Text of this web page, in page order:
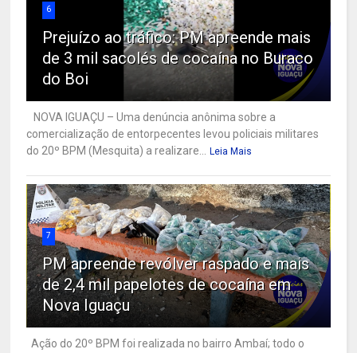
6
Prejuízo ao tráfico: PM apreende mais
de 3 mil sacolés de cocaína no Buraco
do Boi
NOVA IGUAÇU – Uma denúncia anônima sobre a
comercialização de entorpecentes levou policiais militares
do 20º BPM (Mesquita) a realizare... Leia Mais
7
PM apreende revólver raspado e mais
de 2,4 mil papelotes de cocaína em
Nova Iguaçu
Ação do 20º BPM foi realizada no bairro Ambaí; todo o